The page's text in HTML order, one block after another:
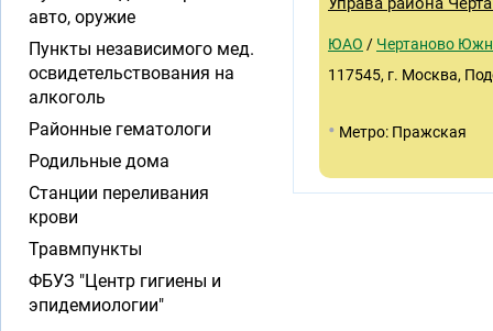
ЮАО / Чертаново
117545, г. Москва,
• Метро: Пражская
авто, оружие
Пункты независимого мед.
освидетельствования на
алкоголь
Районные гематологи
Родильные дома
Станции переливания
крови
Травмпункты
ФБУЗ "Центр гигиены и
эпидемиологии"